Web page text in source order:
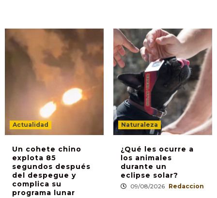
Actualidad
Un cohete chino
explota 85
segundos después
del despegue y
complica su
programa lunar
Naturaleza
¿Qué les ocurre a
los animales
durante un
eclipse solar?
09/08/2026 Redaccion